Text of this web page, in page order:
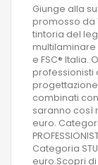
Giunge alla
promosso da
tintoria del
multilaminare
e FSC® Italia.
professionisti
combinati
saranno così
euro.
Categoria
euro.Scopri di